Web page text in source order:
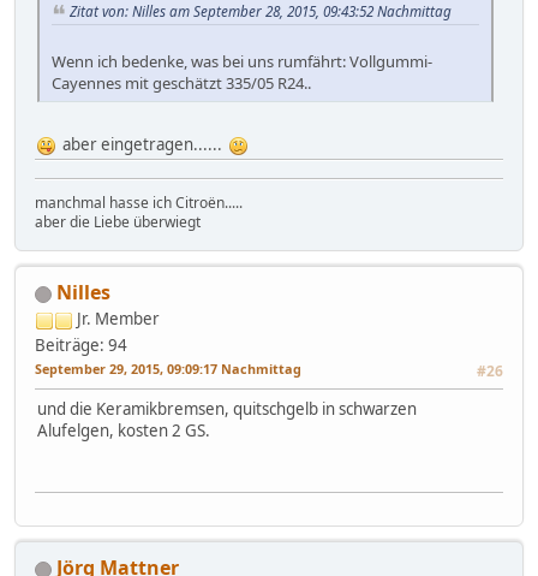
Zitat von: Nilles am September 28, 2015, 09:43:52 Nachmittag
Wenn ich bedenke, was bei uns rumfährt: Vollgummi-
Cayennes mit geschätzt 335/05 R24..
aber eingetragen......
manchmal hasse ich Citroën.....
aber die Liebe überwiegt
Nilles
Jr. Member
Beiträge: 94
September 29, 2015, 09:09:17 Nachmittag #26
und die Keramikbremsen, quitschgelb in schwarzen
Alufelgen, kosten 2 GS.
Jörg Mattner